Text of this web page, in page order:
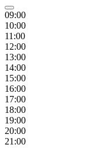
09:00
10:00
11 :00
12:00
13:00
14:00
15:00
16:00
17:00
18:00
19:00
20:00
21 :00